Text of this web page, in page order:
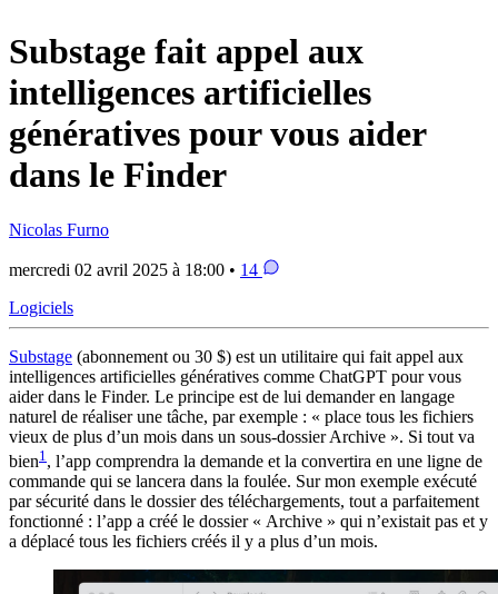
Substage fait appel aux
intelligences artificielles
génératives pour vous aider
dans le Finder
Nicolas Furno
mercredi 02 avril 2025 à 18:00 • 14
Logiciels
Substage (abonnement ou 30 $) est un utilitaire qui fait appel aux
intelligences artificielles génératives comme ChatGPT pour vous
aider dans le Finder. Le principe est de lui demander en langage
naturel de réaliser une tâche, par exemple : « place tous les fichiers
vieux de plus d’un mois dans un sous-dossier Archive ». Si tout va
bien1 , l’app comprendra la demande et la convertira en une ligne de
commande qui se lancera dans la foulée. Sur mon exemple exécuté
par sécurité dans le dossier des téléchargements, tout a parfaitement
fonctionné : l’app a créé le dossier « Archive » qui n’existait pas et y
a déplacé tous les fichiers créés il y a plus d’un mois.